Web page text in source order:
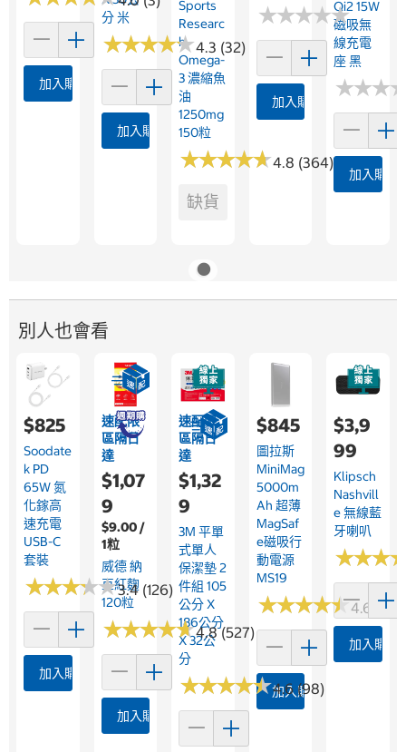
加入購物車
分 米
★★★★★
★★★★★4.3 (32)
加入購物車
Sports
Researc
H
Omega-
3 濃縮魚
油
1250mg
150粒
★★★★★
★★★★★4.8 (364)
缺貨
★★★★★
★★★★★
加入購物車
Qi2 15W
磁吸無
線充電
座 黑
★★★
★★★
加入購物
別人也會看
$825
Soodate
K PD
65W 氮
化鎵高
速充電
USB-C
套裝
★★★★★
★★★★★3.4 (126)
加入購物車
速配限
區隔日
達
$1,07
9
$9.00 /
1粒
威德 納
豆紅麴
120粒
★★★★★
★★★★★4.8 (527)
加入購物車
速配限
區隔日
達
$1,32
9
3M 平單
式單人
保潔墊 2
件組 105
公分 X
186公分
X 32公
分
★★★★★
★★★★★4.6 (98)
$845
圖拉斯
MiniMag
5000m
Ah 超薄
MagSaf
E磁吸行
動電源
MS19
★★★★★
★★★★★4.6 (34)
加入購物車
$3,9
99
Klipsch
Nashvill
E 無線藍
牙喇叭
★★★
★★★
加入購物